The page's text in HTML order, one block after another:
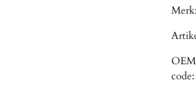
Merk:
OEM
code: